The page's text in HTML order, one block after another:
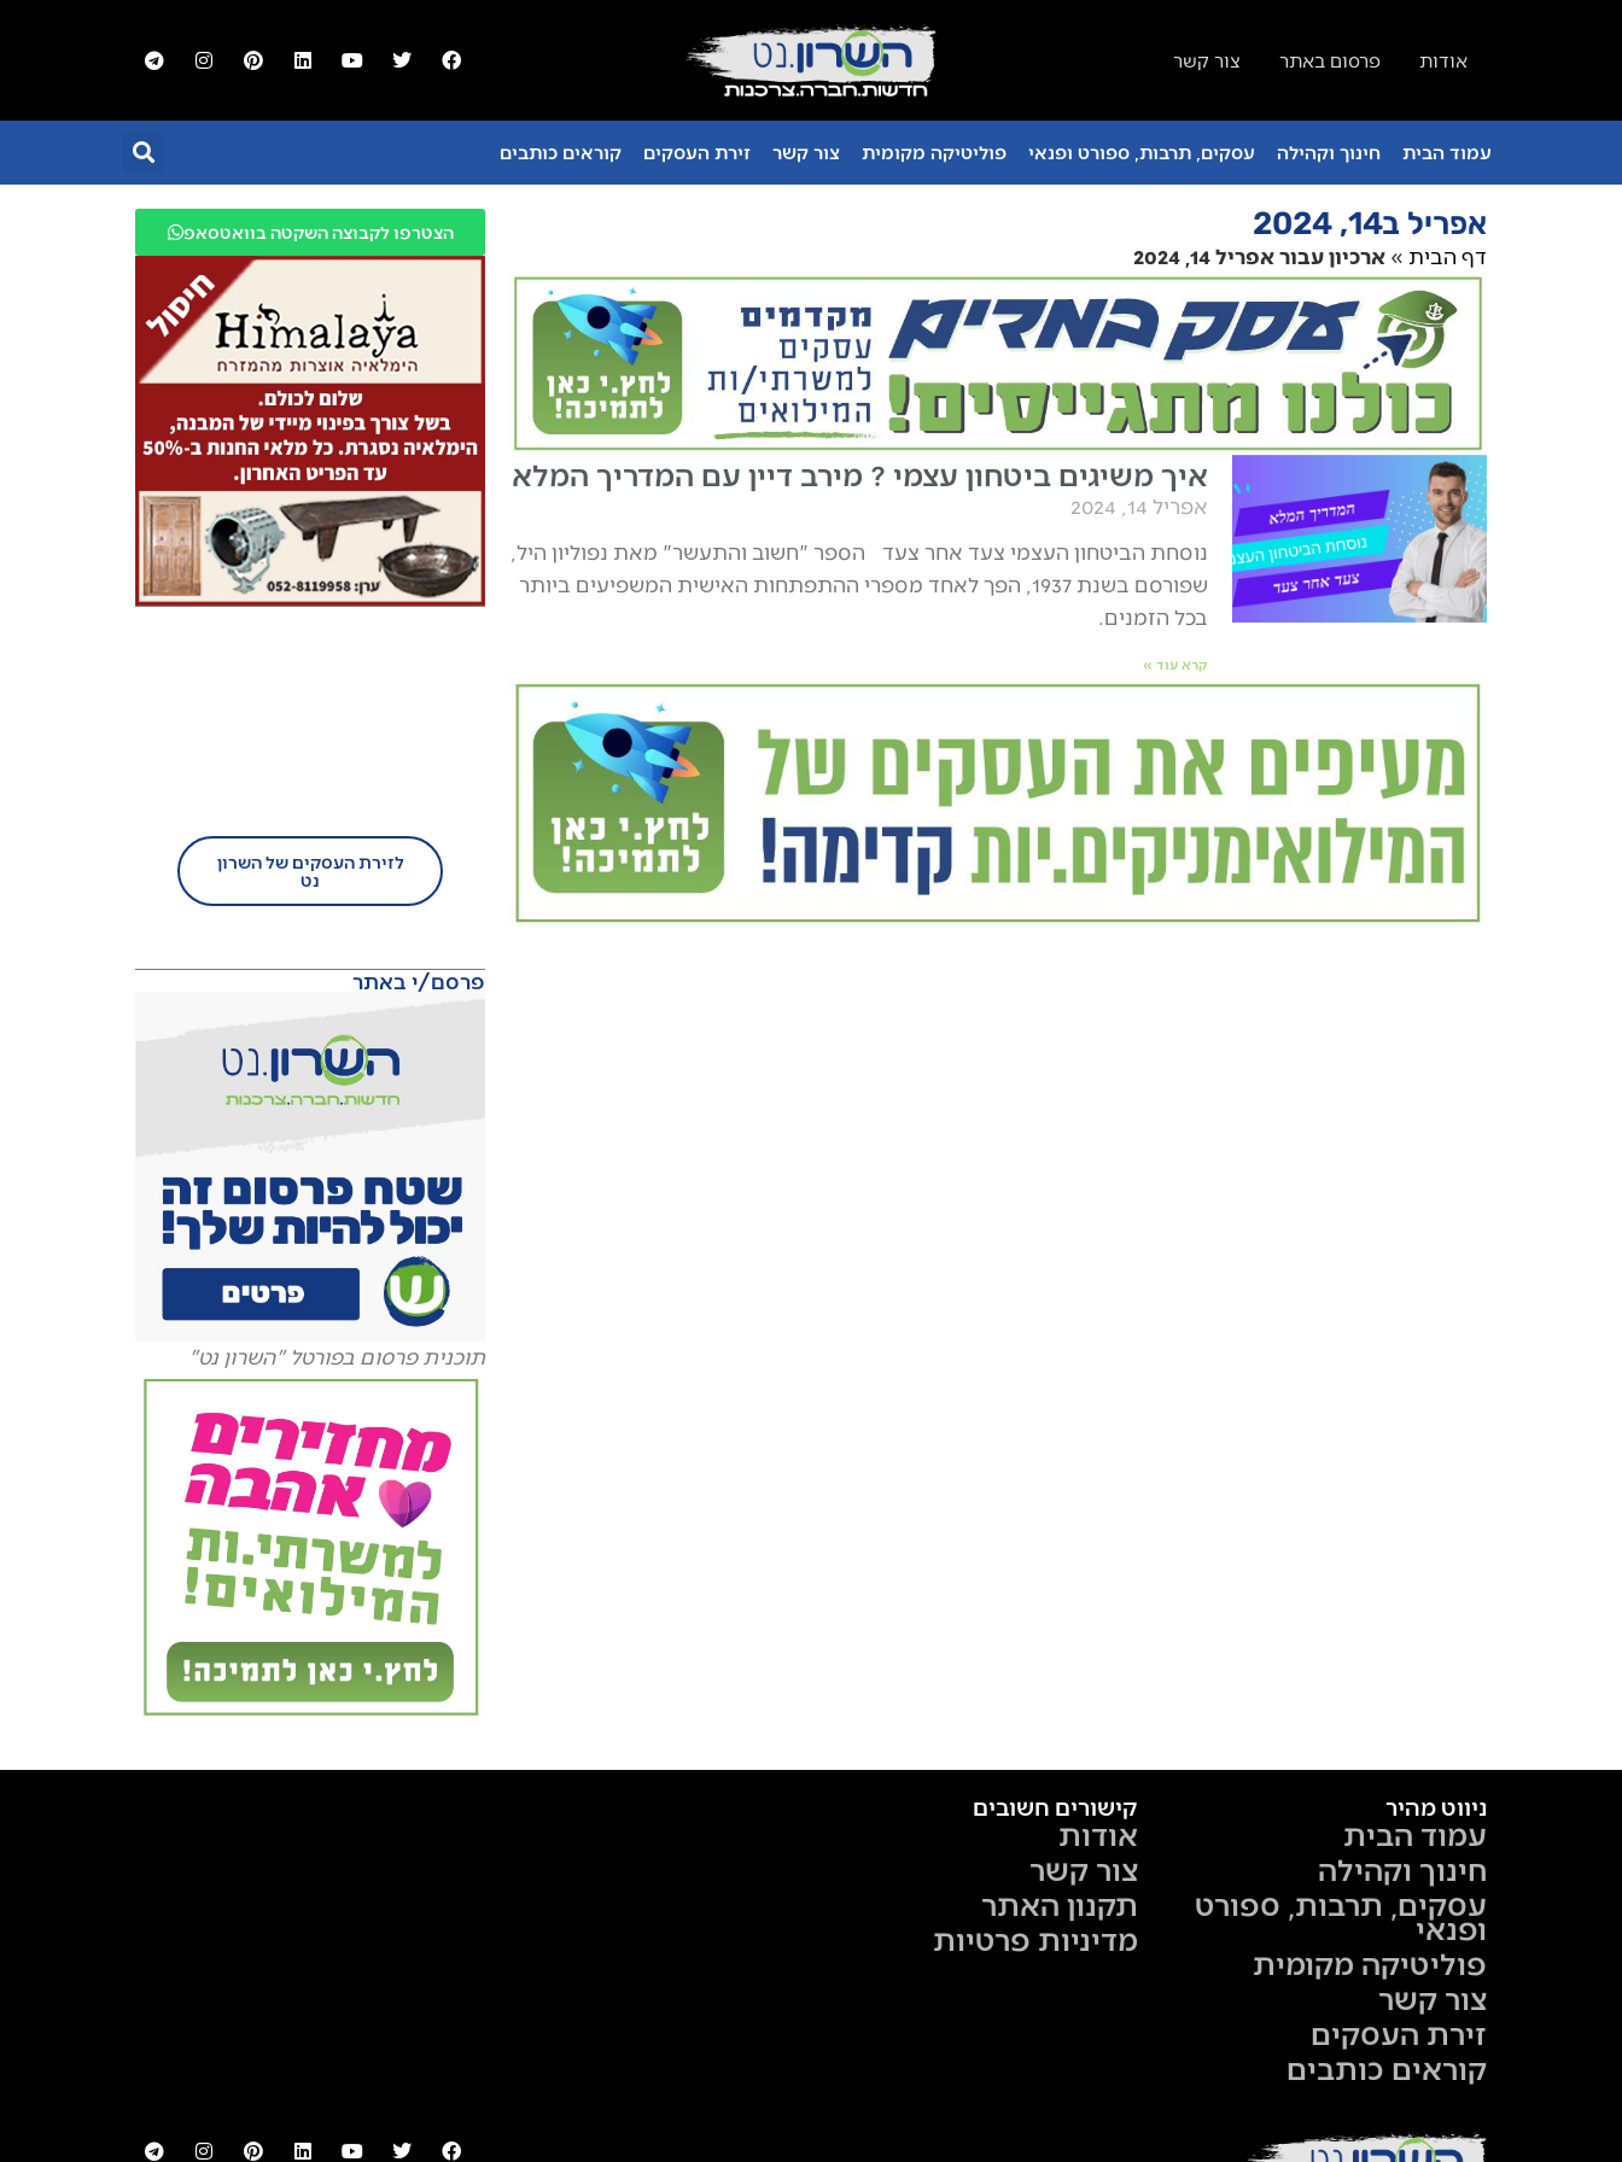
אודות פרסום באתר צור קשר
עמוד הבית חינוך וקהילה עסקים, תרבות, ספורט ופנאי פוליטיקה מקומית צור קשר זירת העסקים קוראים כותבים
אפריל ב14, 2024
דף הבית » ארכיון עבור אפריל 14, 2024
איך משיגים ביטחון עצמי ? מירב דיין עם המדריך המלא
אפריל 14, 2024
נוסחת הביטחון העצמי צעד אחר צעד הספר "חשוב והתעשר" מאת נפוליון היל,
שפורסם בשנת 1937, הפך לאחד מספרי ההתפתחות האישית המשפיעים ביותר
בכל הזמנים.
קרא עוד »
הצטרפו לקבוצה השקטה בוואטסאפ
לזירת העסקים של השרון
נט
פרסם/י באתר
תוכנית פרסום בפורטל "השרון נט"
ניווט מהיר
עמוד הבית
חינוך וקהילה
עסקים, תרבות, ספורט
ופנאי
פוליטיקה מקומית
צור קשר
זירת העסקים
קוראים כותבים
קישורים חשובים
אודות
צור קשר
תקנון האתר
מדיניות פרטיות